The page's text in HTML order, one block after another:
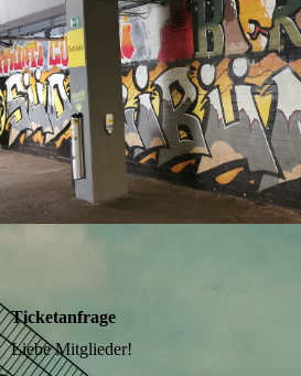
Ticketanfrage
Liebe Mitglieder!